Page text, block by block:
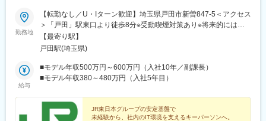
勤務地
【転勤なし／U・Iターン歓迎】埼玉県戸田市新曽847-5＜アクセス
＞「戸田」駅東口より徒歩8分※受動喫煙対策あり※将来的には、
キャリアアップに伴い転勤が発生する場合があります。その際も
ご相談させていただきます（希望に合わない転勤はありません）
【最寄り駅】
戸田駅(埼玉県)
給与
■モデル年収500万円～600万円（入社10年／副課長）
■モデル年収380～480万円（入社5年目）
JR東日本グループの安定基盤で
未経験から、社内のIT環境を支えるキーパーソンへ。